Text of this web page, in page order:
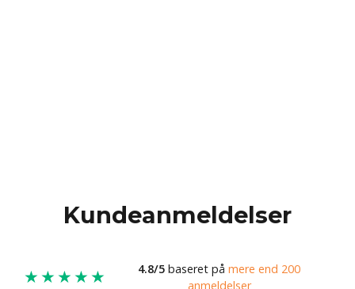
Kundeanmeldelser
★★★★★ 4.8/5 baseret på mere end 200
anmeldelser